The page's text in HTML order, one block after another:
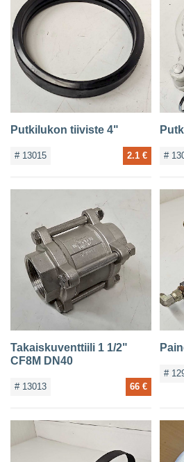
Putkilukon tiiviste 4"
# 13015 2.1 € #
Takaiskuventtiili 1 1/2"
CF8M DN40
# 13013 66 €
#